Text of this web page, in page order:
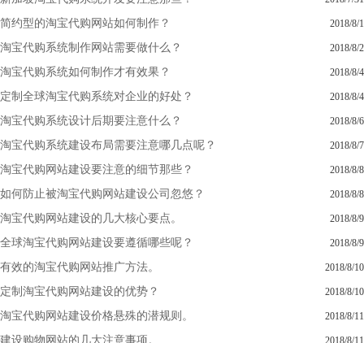
简约型的淘宝代购网站如何制作？ 2018/8/1
淘宝代购系统制作网站需要做什么？ 2018/8/2
淘宝代购系统如何制作才有效果？ 2018/8/4
定制全球淘宝代购系统对企业的好处？ 2018/8/4
淘宝代购系统设计后期要注意什么？ 2018/8/6
淘宝代购系统建设布局需要注意哪几点呢？ 2018/8/7
淘宝代购网站建设要注意的细节那些？ 2018/8/8
如何防止被淘宝代购网站建设公司忽悠？ 2018/8/8
淘宝代购网站建设的几大核心要点。 2018/8/9
全球淘宝代购网站建设要遵循哪些呢？ 2018/8/9
有效的淘宝代购网站推广方法。 2018/8/10
定制淘宝代购网站建设的优势？ 2018/8/10
淘宝代购网站建设价格悬殊的潜规则。 2018/8/11
建设购物网站的几大注意事项。 2018/8/11